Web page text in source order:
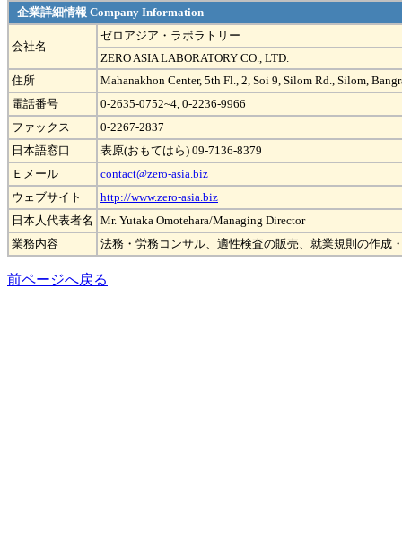
企業詳細情報 Company Information
会社名
ゼロアジア・ラボラトリー
ZERO ASIA LABORATORY CO., LTD.
住所
Mahanakhon Center, 5th Fl., 2, Soi 9, Silom Rd., Silom,
電話番号
0-2635-0752~4, 0-2236-9966
ファックス
0-2267-2837
日本語窓口
表原(おもてはら) 09-7136-8379
Ｅメール
contact@zero-asia.biz
ウェブサイト
http://www.zero-asia.biz
日本人代表者名
Mr. Yutaka Omotehara/Managing Director
業務内容
法務・労務コンサル、適性検査の販売、就業規則の作成
前ページへ戻る